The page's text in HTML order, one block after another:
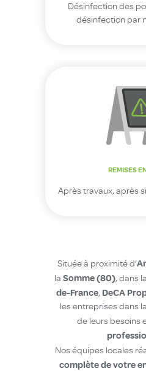
Désinfection des
désinfection par
REMISES
Après travaux, après
Située à proximité d’
la Somme (80), dans
de-France, DeCA
les entreprises dans
de leurs besoins
Nos équipes locales
complète de votre